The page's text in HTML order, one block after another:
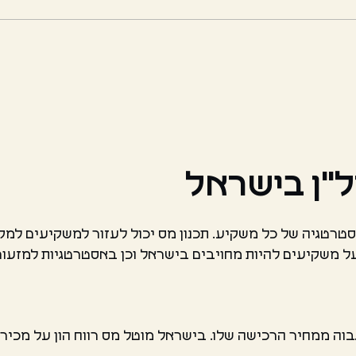
בישראל
של כל משקיע. תכנון מס יכול לעזור למשקיעים
משקיעים להיות מחויבים בישראל וכן באסטרטגיות